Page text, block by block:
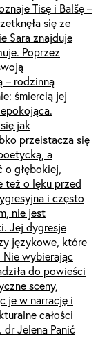
Tisę i Balšę –
się ze
Sara znajduje
Poprzez
– rodzinną
śmiercią jej
jak
przeistacza się
a
głębokiej,
też o lęku przed
i często
nie jest
Jej dygresje
językowe, które
Nie wybierając
do powieści
sceny,
je w narrację i
całości
dr Jelena Panić